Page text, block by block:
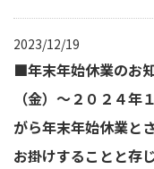
2023/12/19
■年末年始休業のお
（金）～２０２４
がら年末年始休業と
お掛けすることと存